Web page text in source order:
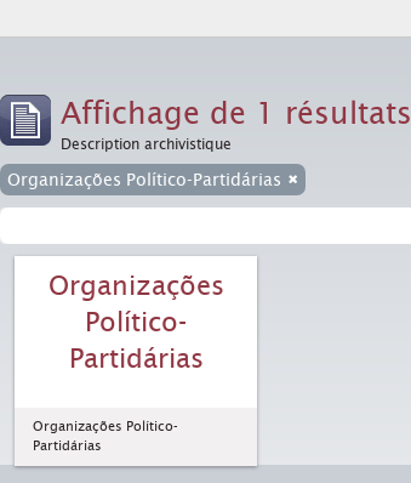
Affichage de 1 résultats
Description archivistique
Organizações Político-Partidárias
Organizações
Político-
Partidárias
Organizações Político-
Partidárias